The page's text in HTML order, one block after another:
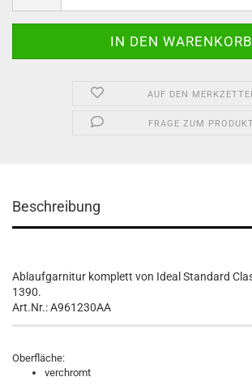
AUF DEN
FRAGE ZUM PRODUKT
Beschreibung
Ablaufgarnitur komplett von Ideal Standard
1390.
Art.Nr.: A961230AA
Oberfläche:
verchromt